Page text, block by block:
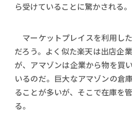
ら受けていることに驚かされる。
マーケットプレイスを利用し
だろう。よく似た楽天は出店企
が、アマゾンは企業から物を買
いるのだ。巨大なアマゾンの倉
ることが多いが、そこで在庫を
る。